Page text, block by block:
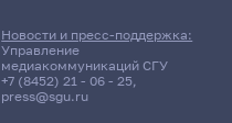
Новости и пресс-поддержка:
Управление
медиакоммуникаций СГУ
+7 (8452) 21 - 06 - 25,
press@sgu.ru